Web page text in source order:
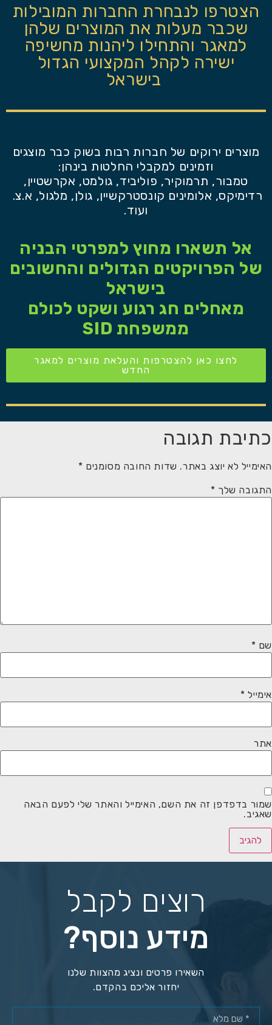
הצטרפו לנבחרת החברות המובילות
שכבר מעלות את המוצרים שלהן
למאגר והתחילו ליהנות מחשיפה
ישירה לקהל המקצועי הגדול
בישראל
מוצרים ירוקים של חברות רבות בשוק כבר מוצגים
וזמינים למקבלי החלטות בינהן:
טמבור, תרמוקיר, פוליביד, גולמט, אקרשטיין,
רדימיקס, אלומינים קונסטרקשיין, גולן, מלגול, א.צ.
ועוד.
אל תשארו מחוץ למפרטי הבניה
של הפרויקטים הגדולים והחשובים
בישראל
מאחלים חג רגוע ושקט לכולם
ממשפחת SID
לחצו כאן להצטרפות והעלאת מוצרים למאגר
החדש
כתיבת תגובה
האימייל לא יוצג באתר. שדות החובה מסומנים *
התגובה שלך *
שם *
אימייל *
אתר
שמור בדפדפן זה את השם, האימייל והאתר שלי לפעם הבאה
שאגיב.
רוצים לקבל
מידע נוסף?
השאירו פרטים ונציג מהצוות שלנו
יחזור אליכם בהקדם.